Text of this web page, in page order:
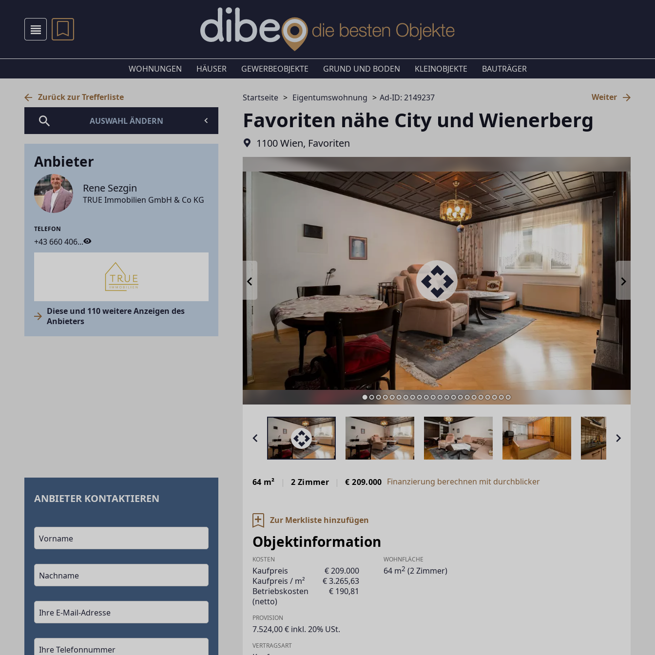
WOHNUNGEN HÄUSER GEWERBEOBJEKTE GRUND UND BODEN KLEINOBJEKTE BAUTRÄGER
Startseite Eigentumswohnung Ad-ID: 2149237 Weiter
Favoriten nähe City und Wienerberg
1100 Wien, Favoriten
64 m² 2 Zimmer € 209.000 Finanzierung berechnen mit durchblicker
Zur Merkliste hinzufügen
Objektinformation
KOSTEN
Kaufpreis
€ 209.000
Kaufpreis / m²
€ 3.265,63
Betriebskosten
(netto)
€ 190,81
PROVISION
7.524,00 € inkl. 20% USt.
VERTRAGSART
WOHNFLÄCHE
64 m2 (2 Zimmer)
Zurück zur Trefferliste
AUSWAHL ÄNDERN
Anbieter
Rene Sezgin
TRUE Immobilien GmbH & Co KG
TELEFON
+43 660 406...
Diese und 110 weitere Anzeigen des
Anbieters
ANBIETER KONTAKTIEREN